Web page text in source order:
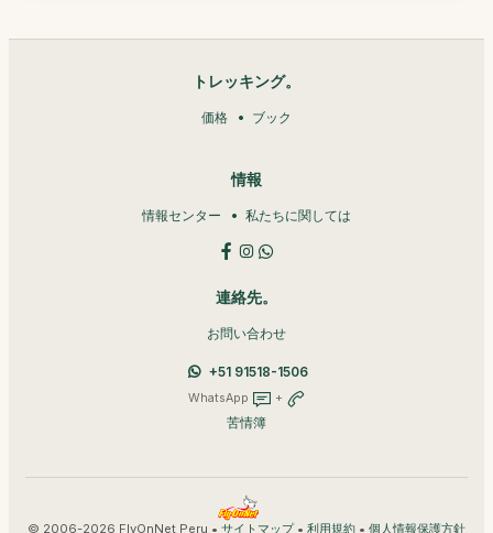
トレッキング。
価格 ブック
情報
情報センター 私たちに関しては
連絡先。
お問い合わせ
+51 91518-1506
WhatsApp +
苦情簿
© 2006-2026 FlyOnNet Peru • サイトマップ• 利用規約 • 個人情報保護方針